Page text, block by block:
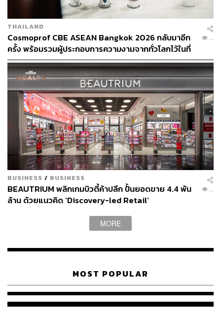
THAILAND
Cosmoprof CBE ASEAN Bangkok 2026 กลับมาอีก
ครั้ง พร้อมรวมผู้ประกอบการความงามจากทั่วโลกไว้ในที่
เดียว [ADVERTORIAL]
...
BUSINESS / BUSINESS
BEAUTRIUM พลิกเกมบิวตี้ค้าปลีก ปั้นยอดขาย 4.4 พัน
ล้าน ด้วยแนวคิด ‘Discovery-led Retail’
...
MORE
MOST POPULAR